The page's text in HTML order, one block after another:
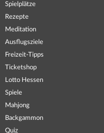
Spielplätze
Rezepte
Meditation
Ausflugsziele
Freizeit-Tipps
Ticketshop
Lotto Hessen
Spiele
Mahjong
Backgammon
Quiz